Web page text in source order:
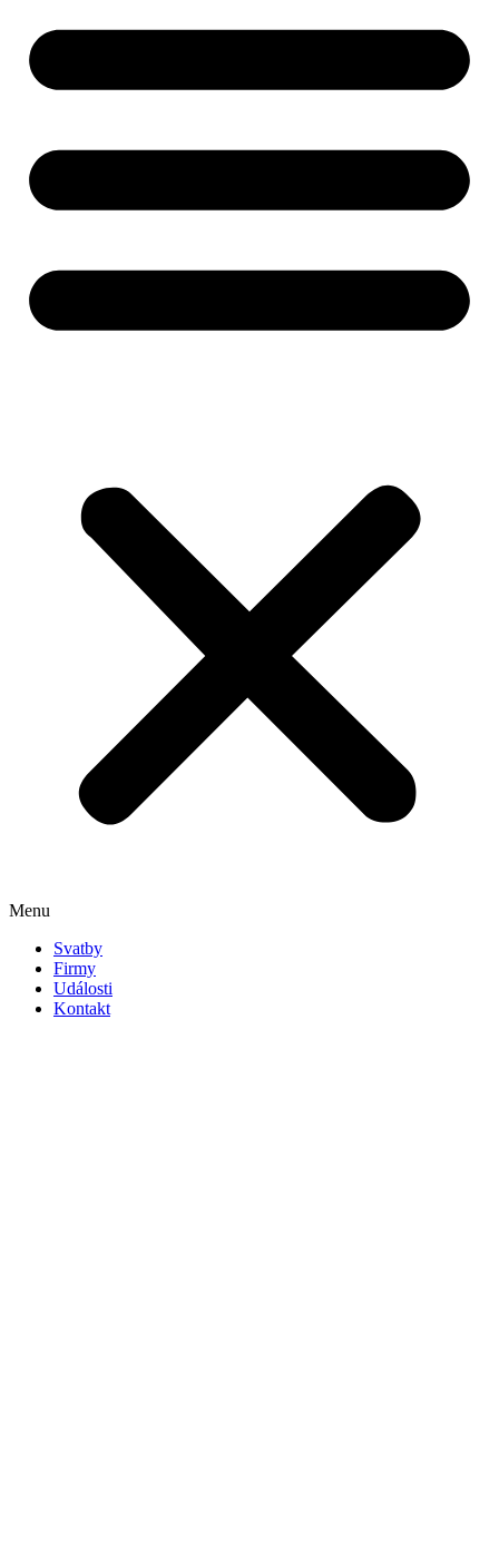
Menu
Svatby
Firmy
Události
Kontakt